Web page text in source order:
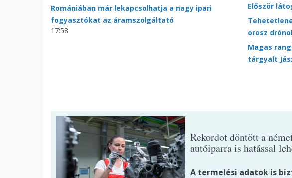
Romániában már lekapcsolhatja a nagy ipari
fogyasztókat az áramszolgáltató
17:58
Először
orosz
Magas
tárgyalt
Rekordot döntött a
autóiparra is hatással
A termelési adatok is